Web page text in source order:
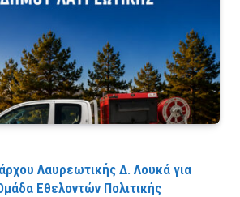
Λαυρεωτικής Δ. Λουκά για
Εθελοντών Πολιτικής